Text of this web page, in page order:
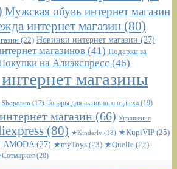
Мужская обувь интернет магазин
интернет магазин (80)
(22) Новинки интернет магазин (27)
магазинов (41) Подарки за
на Алиэкспресс (46)
магазины
Shopotam (17) Товары для активного отдыха (19)
магазин (66) Украшения
(80) ★Kinderly (18) ★KupiVIP (25)
(27) ★myToys (23) ★Quelle (22)
(20)